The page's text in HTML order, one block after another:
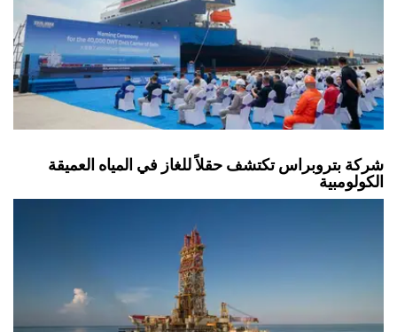
شركة بتروبراس تكتشف حقلاً للغاز في المياه العميقة
الكولومبية